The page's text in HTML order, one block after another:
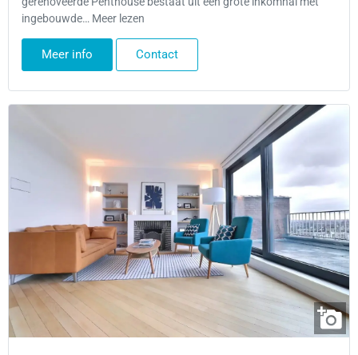
ingebouwde… Meer lezen
Meer info Contact